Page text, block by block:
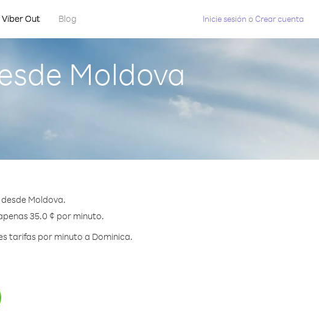
Viber Out Blog Inicie sesión oCrear cuenta
Moldova
Moldova.
35.0 ¢ por minuto.
tarifas por minuto a Dominica.